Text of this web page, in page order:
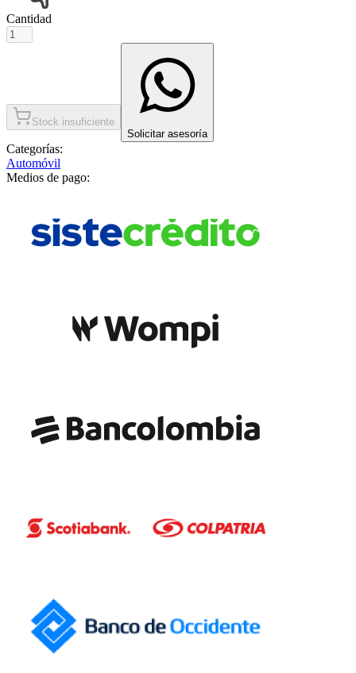
Cantidad
Stock insuficiente
Solicitar asesoría
Categorías:
Automóvil
Medios de pago: